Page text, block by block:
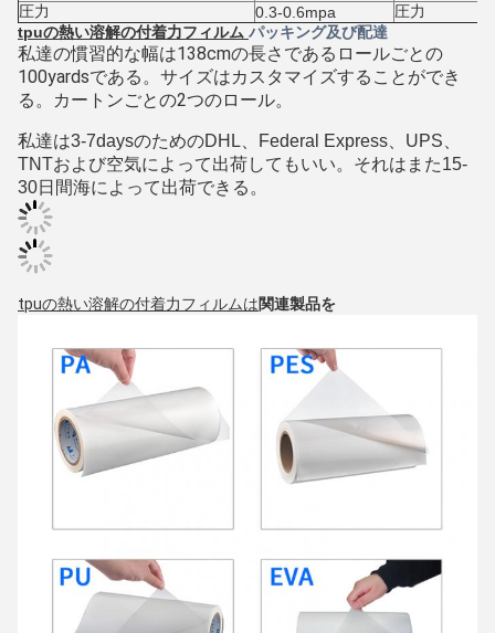
圧力
0.3-0.6mpa
圧力
tpuの熱い溶解の付着力フィルム パッキング及び配達
私達の慣習的な幅は138cmの長さであるロールごとの
100yardsである。 サイズはカスタマイズすることができ
る。カートンごとの2つのロール。
私達は3-7daysのためのDHL、Federal Express、UPS、
TNTおよび空気によって出荷してもいい。それはまた15-
30日間海によって出荷できる。
tpuの熱い溶解の付着力フィルムは関連製品を